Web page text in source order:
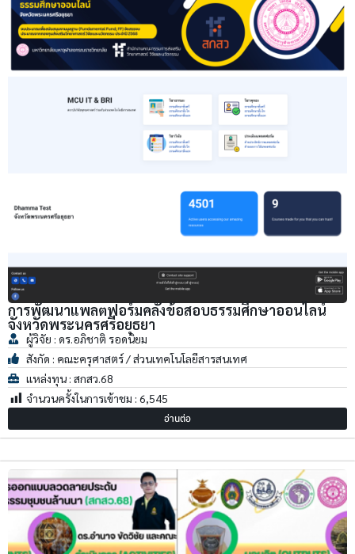
การพัฒนาแพลตฟอร์มคลังข้อสอบธรรมศึกษาออนไลน์
จังหวัดพระนครศรีอยุธยา
ผู้วิจัย : ดร.อภิชาติ รอดนิยม
สังกัด : คณะครุศาสตร์ / ส่วนเทคโนโลยีสารสนเทศ
แหล่งทุน : สกสว.68
จำนวนครั้งในการเข้าชม : 6,545
อ่านต่อ